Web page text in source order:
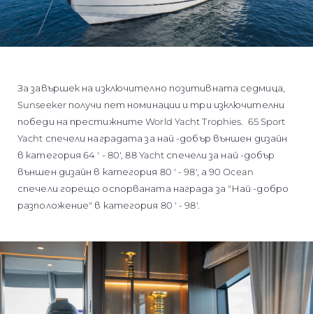
За завършек на изключително позитивната седмица,
Sunseeker получи пет номинации и три изключителни
победи на престижните World Yacht Trophies. 65 Sport
Yacht спечели наградата за най -добър външен дизайн
в категория 64 ' - 80', 88 Yacht спечели за най -добър
външен дизайн в категория 80 ' - 98', а 90 Ocean
спечели горещо оспорваната награда за "Най -добро
разположение" в категория 80 ' - 98'.